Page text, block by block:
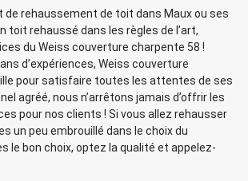
de rehaussement de toit dans Maux ou ses
toit rehaussé dans les règles de l’art,
du Weiss couverture charpente 58 !
d’expériences, Weiss couverture
pour satisfaire toutes les attentes de ses
agréé, nous n’arrêtons jamais d’offrir les
pour nos clients ! Si vous allez rehausser
un peu embrouillé dans le choix du
le bon choix, optez la qualité et appelez-